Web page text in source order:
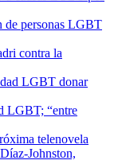
de personas LGBT
contra la
LGBT donar
LGBT; “entre
telenovela
Johnston,